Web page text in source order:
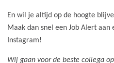
En wil je altijd op de hoogte
Maak dan snel een Job Alert aan
Instagram!
Wij gaan voor de beste collega